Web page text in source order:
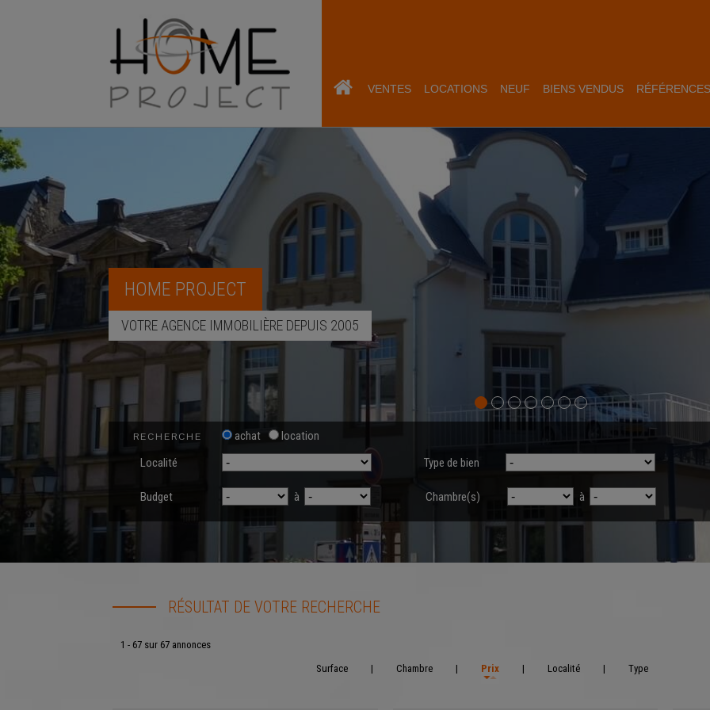
VENTES LOCATIONS NEUF BIENS VENDUS RÉFÉRENCES
HOME PROJECT
VOTRE AGENCE IMMOBILIÈRE DEPUIS 2005
RECHERCHE achat
location
Localité
Type de bien
Budget à Chambre(s) à
RÉSULTAT DE VOTRE RECHERCHE
1 - 67 sur 67 annonces
Surface
| Chambre | Prix | Localité | Type